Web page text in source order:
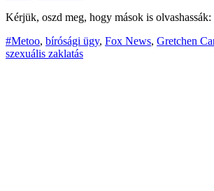
Kérjük, oszd meg, hogy mások is olvashassák:
#Metoo, bírósági ügy, Fox News, Gretchen
szexuális zaklatás